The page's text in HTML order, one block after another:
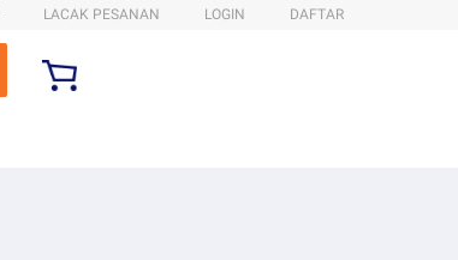
LACAK PESANAN LOGIN DAFTAR